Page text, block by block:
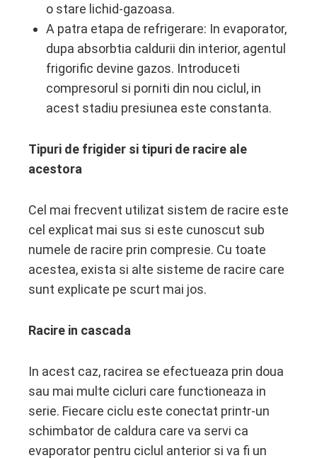
o stare lichid-gazoasa.
A patra etapa de refrigerare: In evaporator,
dupa absorbtia caldurii din interior, agentul
frigorific devine gazos. Introduceti
compresorul si porniti din nou ciclul, in
acest stadiu presiunea este constanta.
Tipuri de frigider si tipuri de racire ale
acestora
Cel mai frecvent utilizat sistem de racire este
cel explicat mai sus si este cunoscut sub
numele de racire prin compresie. Cu toate
acestea, exista si alte sisteme de racire care
sunt explicate pe scurt mai jos.
Racire in cascada
In acest caz, racirea se efectueaza prin doua
sau mai multe cicluri care functioneaza in
serie. Fiecare ciclu este conectat printr-un
schimbator de caldura care va servi ca
evaporator pentru ciclul anterior si va fi un